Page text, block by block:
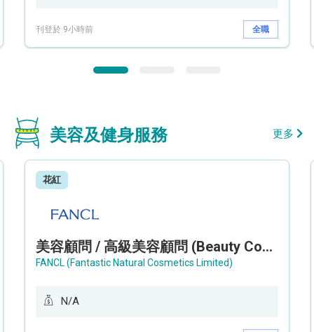
刊登於 9小時前 全職
美容及健身服務 更多
花紅
美容顧問 / 高級美容顧問 (Beauty Consultant / Senior Beauty Consultant)
FANCL (Fantastic Natural Cosmetics Limited)
N/A